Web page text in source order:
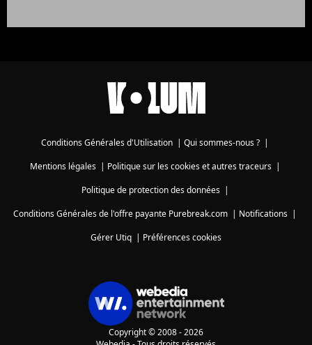
Conditions Générales d'Utilisation | Qui sommes-nous ? |
Mentions légales| Politique sur les cookies et autres traceurs|
Politique de protection des données|
Conditions Générales de l'offre payante Purebreak.com | Notifications |
Gérer Utiq | Préférences cookies
Copyright © 2008 - 2026